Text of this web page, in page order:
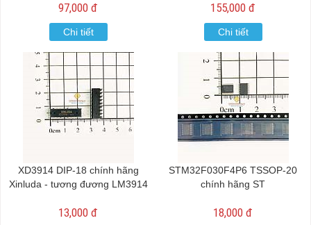
97,000 đ
Chi tiết
155,000 đ
Chi tiết
XD3914 DIP-18 chính hãng
Xinluda - tương đương LM3914
13,000 đ
STM32F030F4P6 TSSOP-20
chính hãng ST
18,000 đ